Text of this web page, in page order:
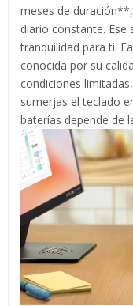
meses de
diario constante. Ese
tranquilidad para ti.
conocida por su
condiciones
sumerjas el teclado
baterías depende de